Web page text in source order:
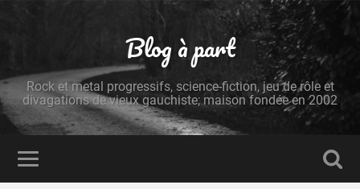
Blog à part
Rock et metal progressifs, science-fiction, jeu de rôle et
divagations de vieux gauchiste; maison fondée en 2002